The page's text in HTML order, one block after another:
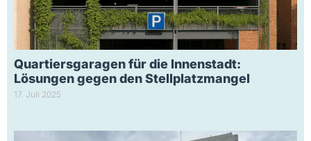
Quartiersgaragen für die Innenstadt:
Lösungen gegen den Stellplatzmangel
17. Juli 2025